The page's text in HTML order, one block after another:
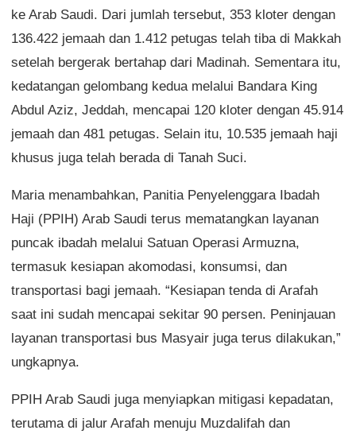
ke Arab Saudi. Dari jumlah tersebut, 353 kloter dengan
136.422 jemaah dan 1.412 petugas telah tiba di Makkah
setelah bergerak bertahap dari Madinah. Sementara itu,
kedatangan gelombang kedua melalui Bandara King
Abdul Aziz, Jeddah, mencapai 120 kloter dengan 45.914
jemaah dan 481 petugas. Selain itu, 10.535 jemaah haji
khusus juga telah berada di Tanah Suci.
Maria menambahkan, Panitia Penyelenggara Ibadah
Haji (PPIH) Arab Saudi terus mematangkan layanan
puncak ibadah melalui Satuan Operasi Armuzna,
termasuk kesiapan akomodasi, konsumsi, dan
transportasi bagi jemaah. “Kesiapan tenda di Arafah
saat ini sudah mencapai sekitar 90 persen. Peninjauan
layanan transportasi bus Masyair juga terus dilakukan,”
ungkapnya.
PPIH Arab Saudi juga menyiapkan mitigasi kepadatan,
terutama di jalur Arafah menuju Muzdalifah dan